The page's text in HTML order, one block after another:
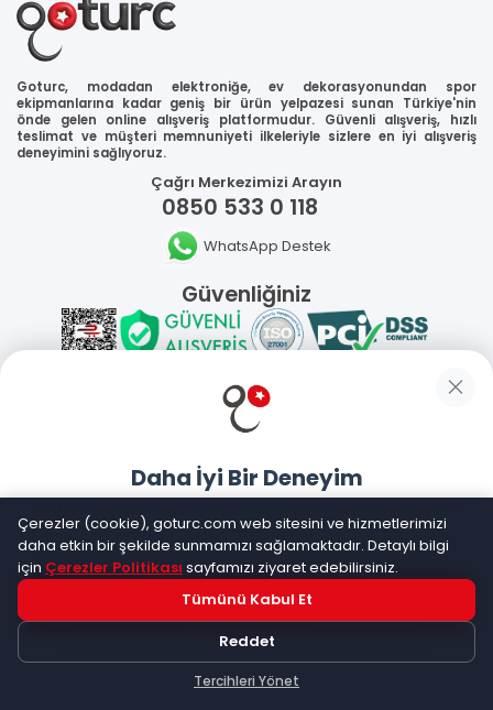
Goturc, modadan elektroniğe, ev dekorasyonundan spor
ekipmanlarına kadar geniş bir ürün yelpazesi sunan Türkiye'nin
önde gelen online alışveriş platformudur. Güvenli alışveriş, hızlı
teslimat ve müşteri memnuniyeti ilkeleriyle sizlere en iyi alışveriş
deneyimini sağlıyoruz.
Çağrı Merkezimizi Arayın
0850 533 0 118
WhatsApp Destek
Güvenliğiniz
Sosyal Medya
Mobil Uygulamalarımız
©2026Goturc – Her Zaman Daha İyisi Vardır
Daha İyi Bir Deneyim
Goturc mobil uygulamasıyla daha hızlı ve kolay alışveriş
yapın
Hemen Dene!
Uygulama yüklüyse açılacak, değilseGoogle Play'e
yönlendirileceksiniz
Çerezler (cookie), goturc.com web sitesini ve hizmetlerimizi
daha etkin bir şekilde sunmamızı sağlamaktadır. Detaylı bilgi
için Çerezler Politikası sayfamızı ziyaret edebilirsiniz.
Tümünü Kabul Et
Reddet
Tercihleri Yönet